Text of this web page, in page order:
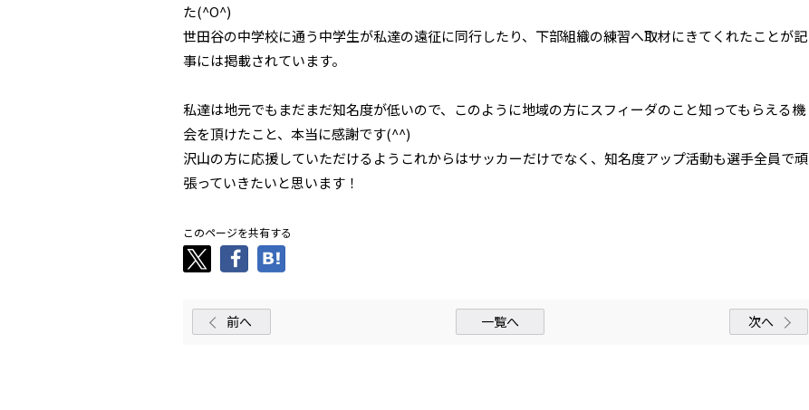
た(^O^)
世田谷の中学校に通う中学生が私達の遠征に同行したり、下部組織の練習へ取材にきてくれたことが記
事には掲載されています。
私達は地元でもまだまだ知名度が低いので、このように地域の方にスフィーダのこと知ってもらえる機
会を頂けたこと、本当に感謝です(^^)
沢山の方に応援していただけるようこれからはサッカーだけでなく、知名度アップ活動も選手全員で頑
張っていきたいと思います！
このページを共有する
前へ 一覧へ 次へ